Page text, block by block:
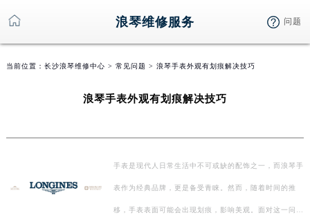
浪琴维修服务 问题
当前位置： 长沙浪琴维修中心 > 常见问题 > 浪琴手表外观有划痕解决技巧
浪琴手表外观有划痕解决技巧
手表是现代人日常生活中不可或缺的配饰之一，而浪琴手
表作为经典品牌，更是备受青睐。然而，随着时间的推
移，手表表面可能会出现划痕，影响美观。面对这一问